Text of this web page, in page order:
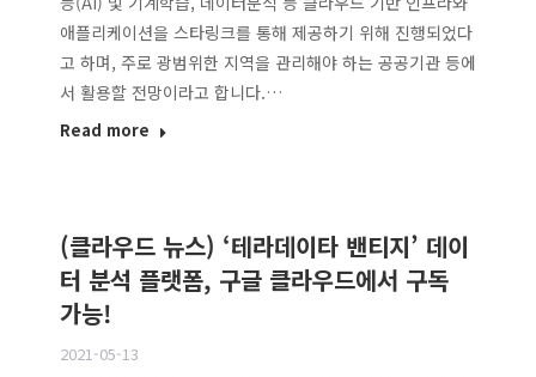
애플리케이션을 스타링크를 통해 제공하기 위해 진행되었다
고 하며, 주로 광범위한 지역을 관리해야 하는 공공기관 등에
서 활용할 전망이라고 합니다.…
Read more
(클라우드 뉴스) ‘테라데이타 밴티지’ 데이
터 분석 플랫폼, 구글 클라우드에서 구독
가능!
2021-05-13